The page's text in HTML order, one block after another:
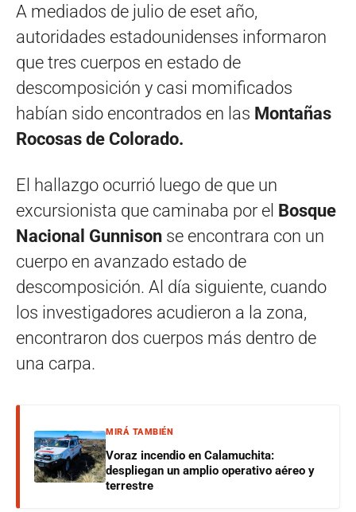
A mediados de julio de eset año,
autoridades estadounidenses informaron
que tres cuerpos en estado de
descomposición y casi momificados
habían sido encontrados en las Montañas
Rocosas de Colorado.
El hallazgo ocurrió luego de que un
excursionista que caminaba por el Bosque
Nacional Gunnison se encontrara con un
cuerpo en avanzado estado de
descomposición. Al día siguiente, cuando
los investigadores acudieron a la zona,
encontraron dos cuerpos más dentro de
una carpa.
MIRÁ TAMBIÉN
Voraz incendio en Calamuchita:
despliegan un amplio operativo aéreo y
terrestre